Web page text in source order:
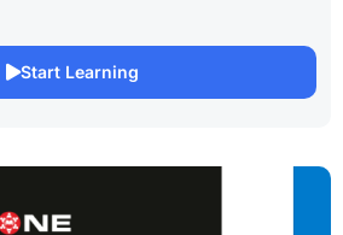
Start Learning